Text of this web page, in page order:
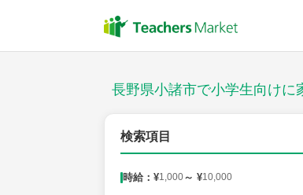
長野県小諸市で小学生向けに
検索項目
時給：¥1,000～ ¥10,000
授業スタイル